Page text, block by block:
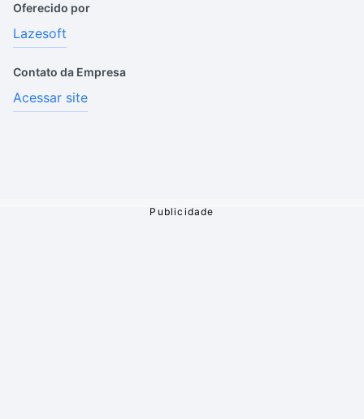
Oferecido por
Lazesoft
Contato da Empresa
Acessar site